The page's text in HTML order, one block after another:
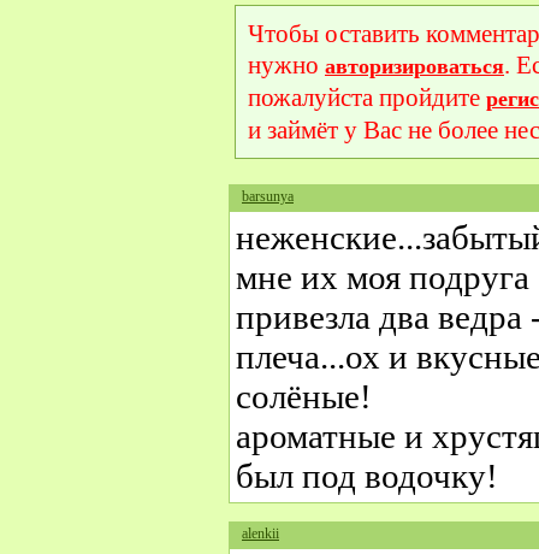
Чтобы оставить
нужно авторизироваться.
пожалуйста пройдите
и займёт у Вас не более
barsunya
мне их моя подруга
привезла два
плеча...ох и
солёные!
ароматные и
был под водочку!
alenkii